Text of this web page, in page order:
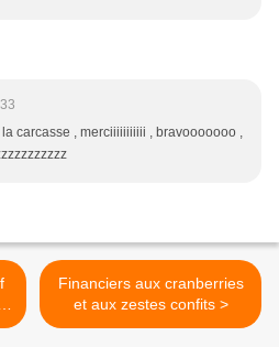
carcasse , merciiiiiiiiiii , bravooooooo ,
Financiers aux cranberries
et aux zestes confits >